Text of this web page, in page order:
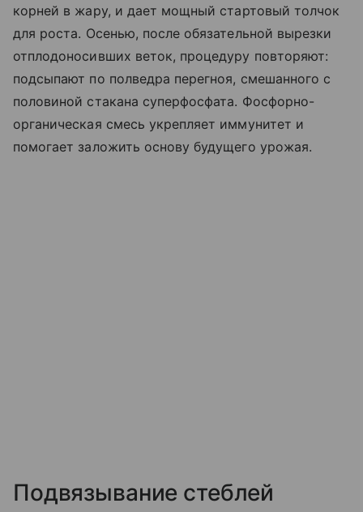
корней в жару, и дает мощный стартовый толчок
для роста. Осенью, после обязательной вырезки
отплодоносивших веток, процедуру повторяют:
подсыпают по полведра перегноя, смешанного с
половиной стакана суперфосфата. Фосфорно-
органическая смесь укрепляет иммунитет и
помогает заложить основу будущего урожая.
Подвязывание стеблей